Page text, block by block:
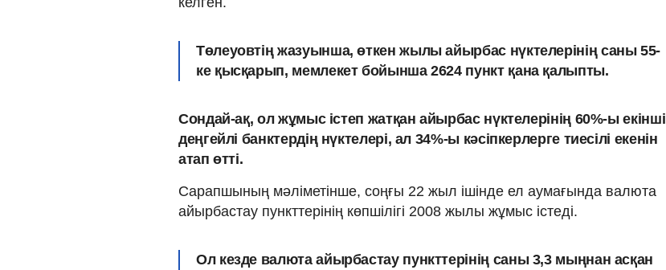
Төлеуовтің жазуынша, өткен жылы айырбас нүктелерінің саны 55-
ке қысқарып, мемлекет бойынша 2624 пункт қана қалыпты.
Сондай-ақ, ол жұмыс істеп жатқан айырбас нүктелерінің 60%-ы екінші
деңгейлі банктердің нүктелері, ал 34%-ы кәсіпкерлерге тиесілі екенін
атап өтті.
Сарапшының мәліметінше, соңғы 22 жыл ішінде ел аумағында валюта
айырбастау пункттерінің көпшілігі 2008 жылы жұмыс істеді.
Ол кезде валюта айырбастау пункттерінің саны 3,3 мыңнан асқан